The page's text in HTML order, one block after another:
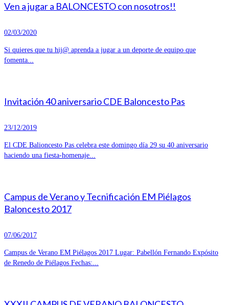
Ven a jugar a BALONCESTO con nosotros!!
02/03/2020
Si quieres que tu hij@ aprenda a jugar a un deporte de equipo que
fomenta...
Invitación 40 aniversario CDE Baloncesto Pas
23/12/2019
El CDE Balioncesto Pas celebra este domingo día 29 su 40 aniversario
haciendo una fiesta-homenaje...
Campus de Verano y Tecnificación EM Piélagos
Baloncesto 2017
07/06/2017
Campus de Verano EM Piélagos 2017 Lugar: Pabellón Fernando Expósito
de Renedo de Piélagos Fechas:...